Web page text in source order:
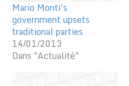
Mario Monti's
government upsets
traditional parties
14/01/2013
Dans "Actualité"